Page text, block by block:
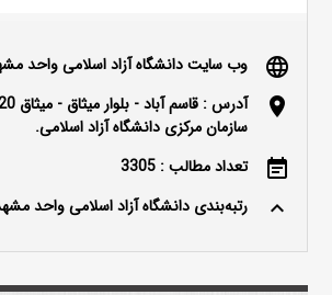
language وب سایت دانشگاه آزاد اسلامی واحد
location_on
سازمان مرکزی دانشگاه آزاد اسلامی.
event_note تعداد مطالب : 3305
keyboard_arrow_up رتبه‌بندی دانشگاه آزاد اسلامی واحد